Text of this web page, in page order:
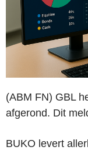
(ABM FN) GBL
afgerond. Dit
BUKO levert